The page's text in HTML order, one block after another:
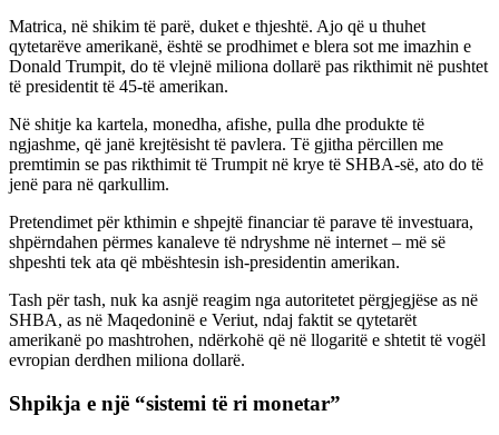
Matrica, në shikim të parë, duket e thjeshtë. Ajo që u thuhet
qytetarëve amerikanë, është se prodhimet e blera sot me imazhin e
Donald Trumpit, do të vlejnë miliona dollarë pas rikthimit në pushtet
të presidentit të 45-të amerikan.
Në shitje ka kartela, monedha, afishe, pulla dhe produkte të
ngjashme, që janë krejtësisht të pavlera. Të gjitha përcillen me
premtimin se pas rikthimit të Trumpit në krye të SHBA-së, ato do të
jenë para në qarkullim.
Pretendimet për kthimin e shpejtë financiar të parave të investuara,
shpërndahen përmes kanaleve të ndryshme në internet – më së
shpeshti tek ata që mbështesin ish-presidentin amerikan.
Tash për tash, nuk ka asnjë reagim nga autoritetet përgjegjëse as në
SHBA, as në Maqedoninë e Veriut, ndaj faktit se qytetarët
amerikanë po mashtrohen, ndërkohë që në llogaritë e shtetit të vogël
evropian derdhen miliona dollarë.
Shpikja e një “sistemi të ri monetar”